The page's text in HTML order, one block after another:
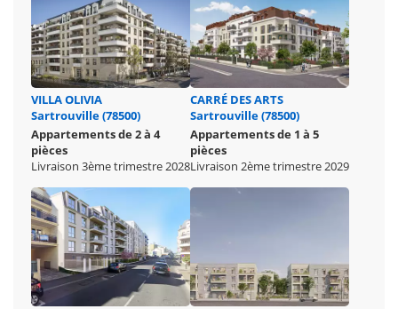
VILLA OLIVIA
Sartrouville (78500)
Appartements de 2 à 4
pièces
Livraison 3ème trimestre 2028
CARRÉ DES ARTS
Sartrouville (78500)
Appartements de 1 à 5
pièces
Livraison 2ème trimestre 2029